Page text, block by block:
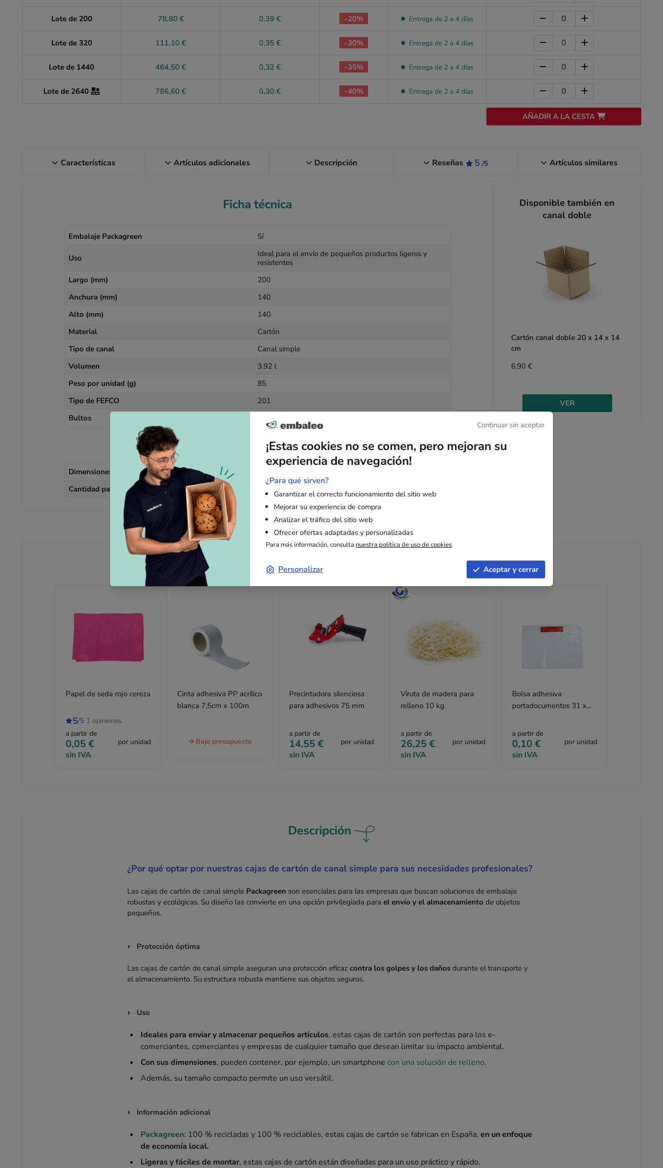
Lote de 200 78,80 € 0,39 € -20% Entrega de 2 a 4 días
Lote de 320 111,10 € 0,35 € -30% Entrega de 2 a 4 días
Lote de 1440 464,50 € 0,32 € -35% Entrega de 2 a 4 días
Lote de 2640 786,60 € 0,30 € -40% Entrega de 2 a 4 días
AÑADIR A LA CESTA
Características Artículos adicionales Descripción Reseñas 5 /5 Artículos similares
Ficha técnica
Embalaje Packagreen Sí
Uso
Ideal para el envío de pequeños productos ligeros y
resistentes
Largo (mm)
200
Anchura (mm)
140
Alto (mm)
140
Material
Cartón
Tipo de canal
Canal simple
Volumen
3.92 l
Peso por unidad (g)
85
Tipo de FEFCO
201
Bultos
Información palet
Dimensiones del palet
Cantidad palet
Disponible también en
canal doble
Cartón canal doble 20 x 14 x 14
cm
6,90 €
VER
Papel de seda rojo cereza
5/5 1 opiniones
a partir de
0,05 €
sin IVA
por unidad
Cinta adhesiva PP acrílico
blanca 7,5cm x 100m
Bajo presupuesto
Precintadora silenciosa
para adhesivos 75 mm
a partir de
14,55 €
sin IVA
por unidad
Viruta de madera para
relleno 10 kg
a partir de
26,25 €
sin IVA
por unidad
Bolsa adhesiva
portadocumentos 31 x
documentación"
a partir de
0,10 €
sin IVA
por unidad
Descripción
¿Por qué optar por nuestras cajas de cartón de canal simple para sus necesidades profesionales?
Las cajas de cartón de canal simple Packagreen son esenciales para las empresas que buscan soluciones de embalaje
robustas y ecológicas. Su diseño las convierte en una opción privilegiada parael envío y el almacenamiento de objetos
pequeños.
Protección óptima
Las cajas de cartón de canal simple aseguran una protección eficazcontra los golpes y los daños durante el transporte y
el almacenamiento. Su estructura robusta mantiene sus objetos seguros.
Uso
Ideales para enviar y almacenar pequeños artículos, estas cajas de cartón son perfectas para los e-
comerciantes, comerciantes y empresas de cualquier tamaño que desean limitar su impacto ambiental.
Con sus dimensiones, pueden contener, por ejemplo, un smartphonecon una solución de relleno.
Además, su tamaño compacto permite un uso versátil.
Información adicional
Packagreen: 100 % recicladas y 100 % reciclables, estas cajas de cartón se fabrican en España,en un enfoque
de economía local.
Ligeras y fáciles de montar, estas cajas de cartón están diseñadas para un uso práctico y rápido.
Continuar sin aceptar
¡Estas cookies no se comen, pero mejoran su
experiencia de navegación!
¿Para qué sirven?
Garantizar el correcto funcionamiento del sitio web
Mejorar su experiencia de compra
Analizar el tráfico del sitio web
Ofrecer ofertas adaptadas y personalizadas
Para más información, consulta nuestra política de uso de cookies
Personalizar Aceptar y cerrar